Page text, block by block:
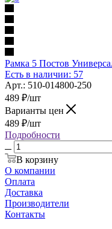
Рамка 5 Постов
Есть в наличии: 57
Арт.: 510-014800-250
489 ₽/шт
Варианты цен
489 ₽/шт
Подробности
В корзину
О компании
Оплата
Доставка
Производители
Контакты